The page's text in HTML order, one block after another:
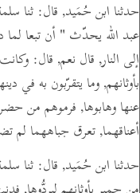
حدثنا ابن حُمَيد, قال: ثنا
عبد الله يحدّث " أن تبعا لما
إلى النار, قال نعم, قال:
بأوثانهم,وما يتقرّبون به في
عنها وهابوها, فرموهم من
أعناقهما, تعرق جباههما لم
حدثنا ابن حُمَيد, قال: ثنا